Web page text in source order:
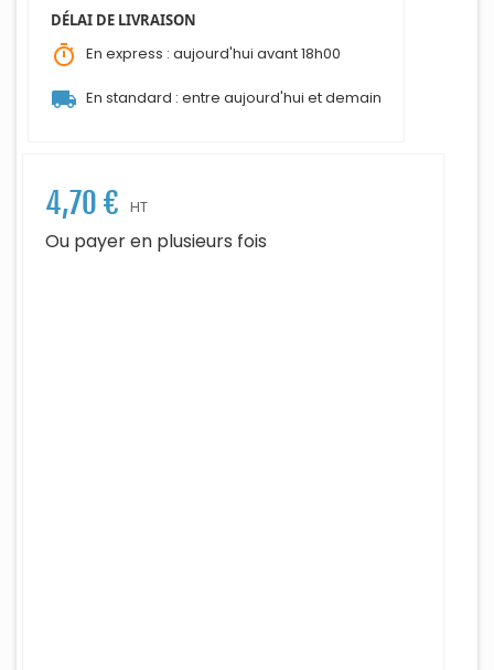
DÉLAI DE LIVRAISON
timer En express : aujourd'hui avant 18h00
local_shipping En standard : entre aujourd'hui et demain
4,70 € HT
Ou payer en plusieurs fois